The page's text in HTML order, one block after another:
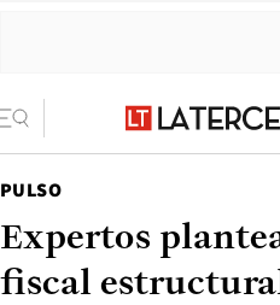
PULSO
Expertos
fiscal